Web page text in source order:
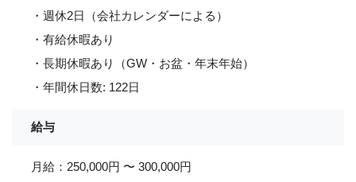
・週休2日（会社カレンダーによる）
・有給休暇あり
・長期休暇あり（GW・お盆・年末年始）
・年間休日数: 122日
給与
月給：250,000円 〜 300,000円